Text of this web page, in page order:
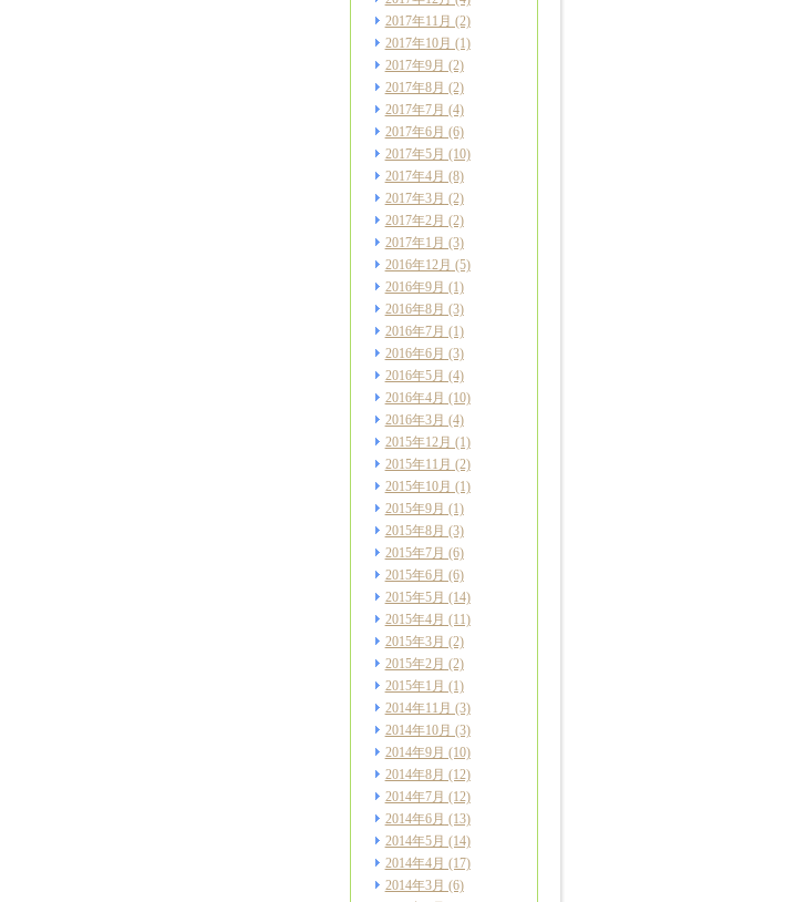
2017年11月 (2)
2017年10月 (1)
2017年9月 (2)
2017年8月 (2)
2017年7月 (4)
2017年6月 (6)
2017年5月 (10)
2017年4月 (8)
2017年3月 (2)
2017年2月 (2)
2017年1月 (3)
2016年12月 (5)
2016年9月 (1)
2016年8月 (3)
2016年7月 (1)
2016年6月 (3)
2016年5月 (4)
2016年4月 (10)
2016年3月 (4)
2015年12月 (1)
2015年11月 (2)
2015年10月 (1)
2015年9月 (1)
2015年8月 (3)
2015年7月 (6)
2015年6月 (6)
2015年5月 (14)
2015年4月 (11)
2015年3月 (2)
2015年2月 (2)
2015年1月 (1)
2014年11月 (3)
2014年10月 (3)
2014年9月 (10)
2014年8月 (12)
2014年7月 (12)
2014年6月 (13)
2014年5月 (14)
2014年4月 (17)
2014年3月 (6)